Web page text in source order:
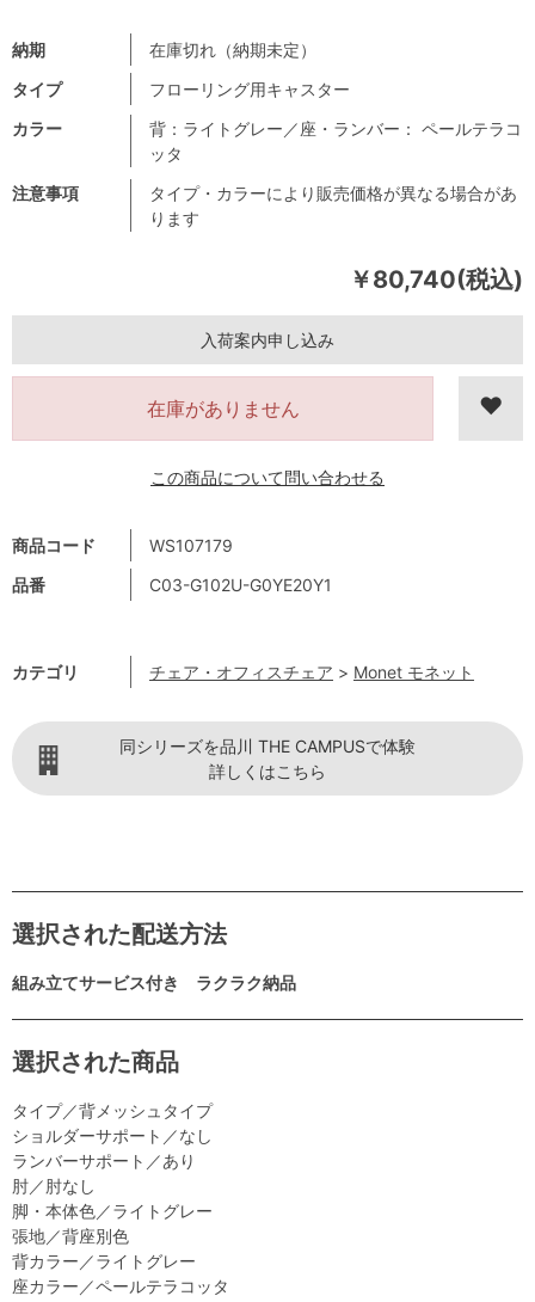
￥80,740(税込)
商品コード
WS107179
品番
C03-G102U-G0YE20Y1
カテゴリ チェア・オフィスチェア > Monet モネット
注意事項
タイプ・カラーにより販売価格が異なる場合があ
ります
納期
在庫切れ（納期未定）
タイプ
フローリング用キャスター
カラー
背：ライトグレー／座・ランバー： ペールテラコ
ッタ
入荷案内申し込み
在庫がありません
この商品について問い合わせる
同シリーズを品川 THE CAMPUSで体験
詳しくはこちら
選択された配送方法
組み立てサービス付き ラクラク納品
選択された商品
タイプ／背メッシュタイプ
ショルダーサポート／なし
ランバーサポート／あり
肘／肘なし
脚・本体色／ライトグレー
張地／背座別色
背カラー／ライトグレー
座カラー／ペールテラコッタ